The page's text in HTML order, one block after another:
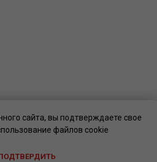
сайта, вы подтверждаете свое
файлов cookie